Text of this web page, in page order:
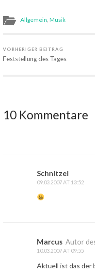
Allgemein Musik
VORHERIGER BEITRAG
Feststellung des Tages
10 Kommentare
Schnitzel
09.03.2007 AT 13:52
Marcus Autor
10.03.2007 AT 09:55
Aktuell ist das der